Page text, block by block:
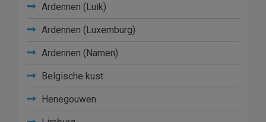
Ardennen (Luik)
Ardennen (Luxemburg)
Ardennen (Namen)
Belgische kust
Henegouwen